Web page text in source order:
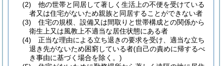
(2)
他の世帯と同居して著しく生活上の不便を受けている
者又は住宅がないため親族と同居することができない者
(3)
住宅の規模、設備又は間取りと世帯構成との関係から
衛生上又は風教上不適当な居住状態にある者
(4)
正当な理由による立ち退きの要求を受け、適当な立ち
退き先がないため困窮している者(自己の責めに帰するべ
き事由に基づく場合を除く。)